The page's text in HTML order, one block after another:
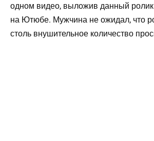
одном видео, выложив данный
на Ютюбе. Мужчина не ожидал, что
столь внушительное количество